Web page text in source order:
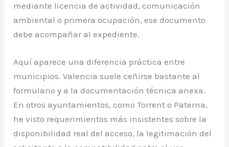
mediante licencia de actividad, comunicación
ambiental o primera ocupación, ese documento
debe acompañar al expediente.
Aquí aparece una diferencia práctica entre
municipios. Valencia suele ceñirse bastante al
formulario y a la documentación técnica anexa.
En otros ayuntamientos, como Torrent o Paterna,
he visto requerimientos más insistentes sobre la
disponibilidad real del acceso, la legitimación del